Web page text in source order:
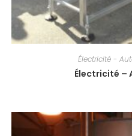
Électricité -
Électricité –